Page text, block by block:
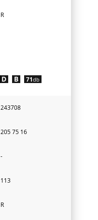
R
D B 71db
243708
205 75 16
-
113
R